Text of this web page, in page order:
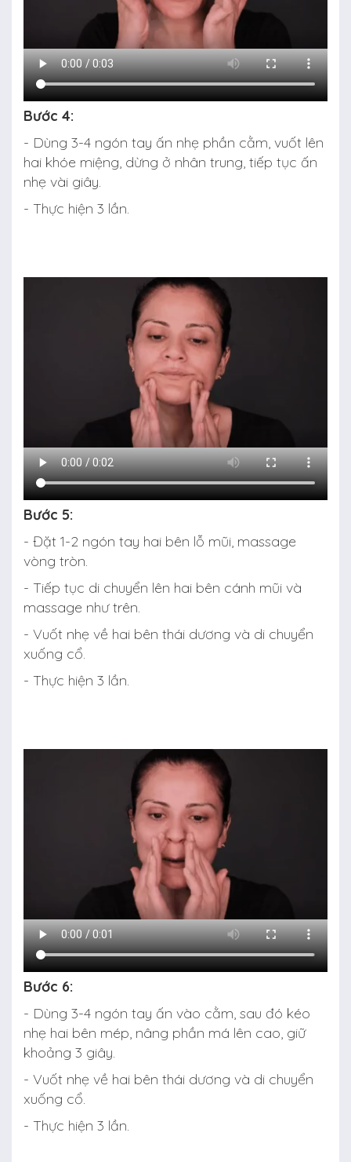
Bước 4:
- Dùng 3-4 ngón tay ấn nhẹ phần cằm, vuốt lên
hai khóe miệng, dừng ở nhân trung, tiếp tục ấn
nhẹ vài giây.
- Thực hiện 3 lần.
Bước 5:
- Đặt 1-2 ngón tay hai bên lỗ mũi, massage
vòng tròn.
- Tiếp tục di chuyển lên hai bên cánh mũi và
massage như trên.
- Vuốt nhẹ về hai bên thái dương và di chuyển
xuống cổ.
- Thực hiện 3 lần.
Bước 6:
- Dùng 3-4 ngón tay ấn vào cằm, sau đó kéo
nhẹ hai bên mép, nâng phần má lên cao, giữ
khoảng 3 giây.
- Vuốt nhẹ về hai bên thái dương và di chuyển
xuống cổ.
- Thực hiện 3 lần.